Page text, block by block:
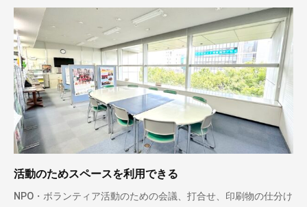
活動のためスペースを利用できる
NPO・ボランティア活動のための会議、打合せ、印刷物の仕分け